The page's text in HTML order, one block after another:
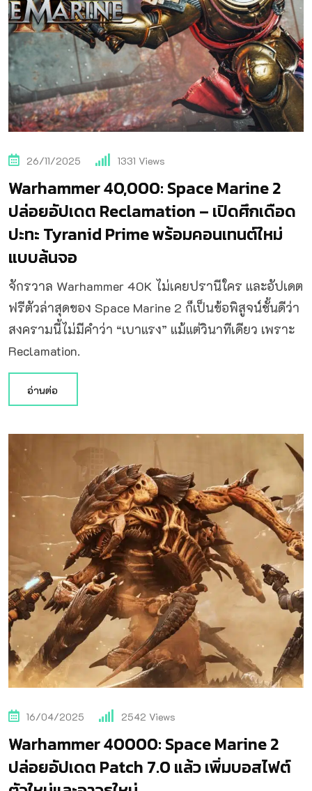
26/11/2025 1331 Views
Warhammer 40,000: Space Marine 2
ปล่อยอัปเดต Reclamation – เปิดศึกเดือด
ปะทะ Tyranid Prime พร้อมคอนเทนต์ใหม่
แบบล้นจอ
จักรวาล Warhammer 40K ไม่เคยปรานีใคร และอัปเดต
ฟรีตัวล่าสุดของ Space Marine 2 ก็เป็นข้อพิสูจน์ชั้นดีว่า
สงครามนี้ไม่มีคำว่า “เบาแรง” แม้แต่วินาทีเดียว เพราะ
Reclamation.
อ่านต่อ
16/04/2025 2542 Views
Warhammer 40000: Space Marine 2
ปล่อยอัปเดต Patch 7.0 แล้ว เพิ่มบอสไฟต์